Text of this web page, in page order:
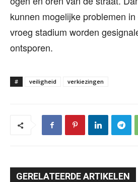
kunnen mogelijke problemen
vroeg stadium worden
ontsporen.
# veiligheid verkiezingen
GERELATEERDE ARTIKELEN